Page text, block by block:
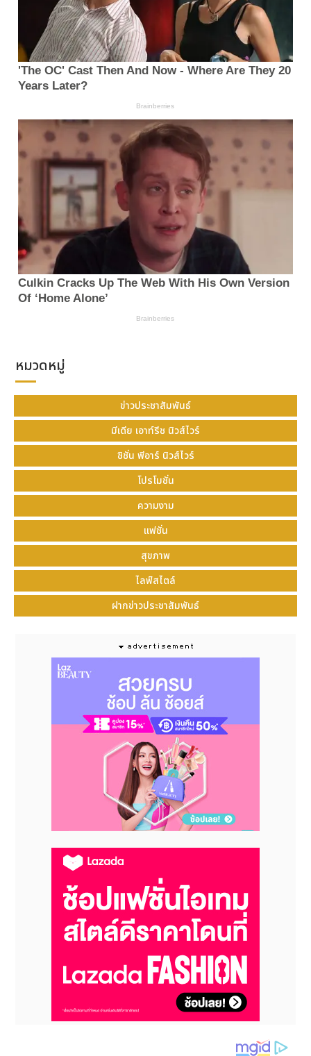
หมวดหมู่
ข่าวประชาสัมพันธ์
มีเดีย เอาท์รีช นิวส์ไวร์
ซิชั่น พีอาร์ นิวส์ไวร์
โปรโมชั่น
ความงาม
แฟชั่น
สุขภาพ
ไลฟ์สไตล์
ฝากข่าวประชาสัมพันธ์